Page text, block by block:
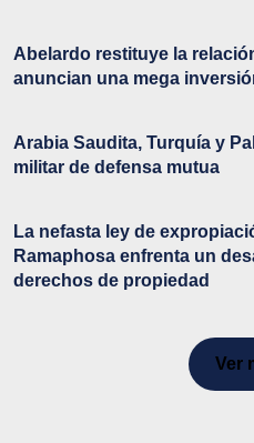
Abelardo restituye la
anuncian una mega
Arabia Saudita, Turquía y
militar de defensa mutua
La nefasta ley de
Ramaphosa enfrenta un
derechos de propiedad
Ver